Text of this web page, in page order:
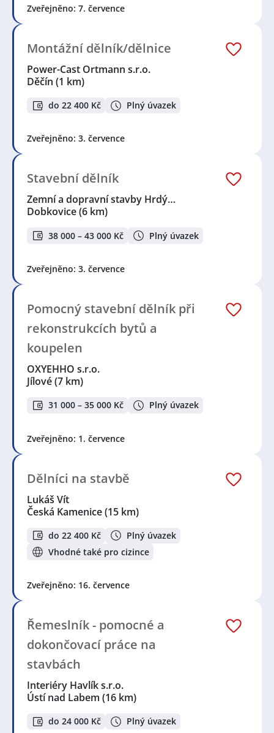
Zveřejněno: 7. července
Montážní dělník/dělnice
Power-Cast Ortmann s.r.o.
Děčín (1 km)
do 22 400 Kč Plný úvazek
Zveřejněno: 3. července
Stavební dělník
Zemní a dopravní stavby Hrdý…
Dobkovice(6 km)
38 000 – 43 000 Kč Plný úvazek
Zveřejněno: 3. července
Pomocný stavební dělník při
rekonstrukcích bytů a
koupelen
OXYEHHO s.r.o.
Jílové(7 km)
31 000 – 35 000 Kč Plný úvazek
Zveřejněno: 1. července
Dělníci na stavbě
Lukáš Vít
Česká Kamenice(15 km)
do 22 400 Kč
Plný úvazek
Vhodné také pro cizince
Zveřejněno: 16. července
Řemeslník - pomocné a
dokončovací práce na
stavbách
Interiéry Havlík s.r.o.
Ústí nad Labem (16 km)
do 24 000 Kč Plný úvazek